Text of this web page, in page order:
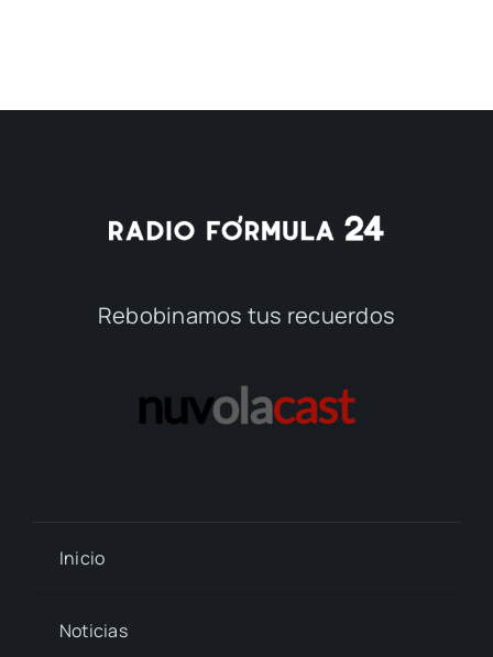
Rebobinamos tus recuerdos
Inicio
Noticias